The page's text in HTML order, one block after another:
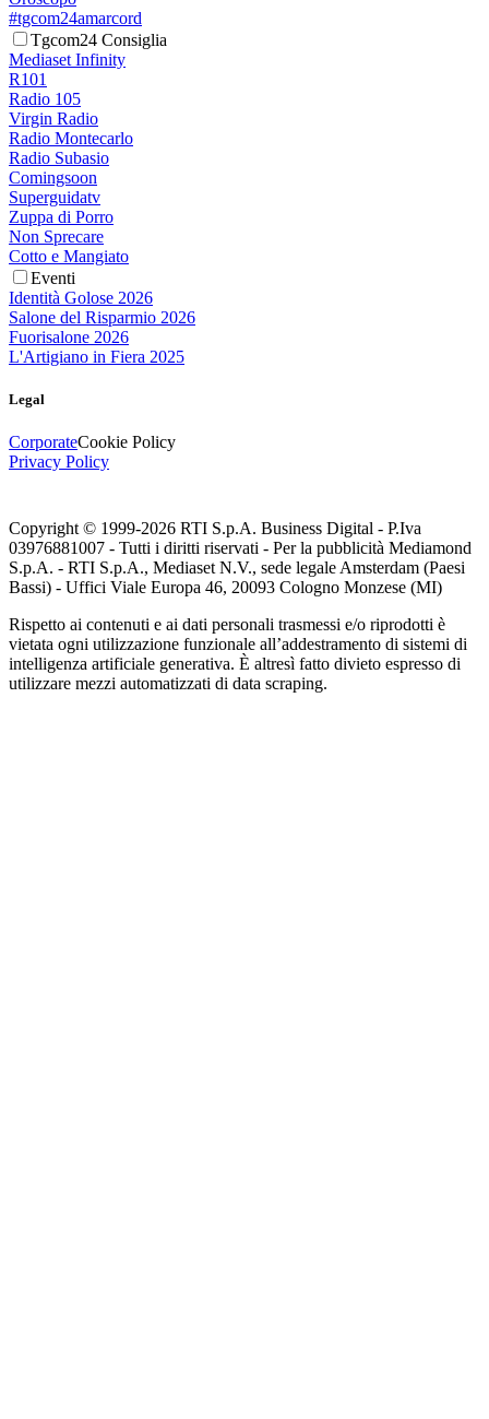
#tgcom24amarcord
Tgcom24 Consiglia
Mediaset Infinity
R101
Radio 105
Virgin Radio
Radio Montecarlo
Radio Subasio
Comingsoon
Superguidatv
Zuppa di Porro
Non Sprecare
Cotto e Mangiato
Eventi
Identità Golose 2026
Salone del Risparmio 2026
Fuorisalone 2026
L'Artigiano in Fiera 2025
Legal
CorporateCookie Policy
Privacy Policy
Copyright © 1999-2026 RTI S.p.A. Business Digital - P.Iva
03976881007 - Tutti i diritti riservati - Per la pubblicità Mediamond
S.p.A. - RTI S.p.A., Mediaset N.V., sede legale Amsterdam (Paesi
Bassi) - Uffici Viale Europa 46, 20093 Cologno Monzese (MI)
Rispetto ai contenuti e ai dati personali trasmessi e/o riprodotti è
vietata ogni utilizzazione funzionale all’addestramento di sistemi di
intelligenza artificiale generativa. È altresì fatto divieto espresso di
utilizzare mezzi automatizzati di data scraping.